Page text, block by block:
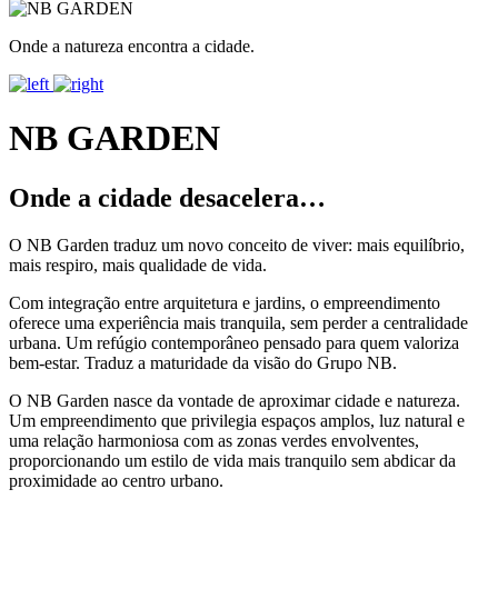
Onde a natureza encontra a cidade.
NB GARDEN
Onde a cidade desacelera…
O NB Garden traduz um novo conceito de viver: mais equilíbrio,
mais respiro, mais qualidade de vida.
Com integração entre arquitetura e jardins, o empreendimento
oferece uma experiência mais tranquila, sem perder a centralidade
urbana. Um refúgio contemporâneo pensado para quem valoriza
bem-estar. Traduz a maturidade da visão do Grupo NB.
O NB Garden nasce da vontade de aproximar cidade e natureza.
Um empreendimento que privilegia espaços amplos, luz natural e
uma relação harmoniosa com as zonas verdes envolventes,
proporcionando um estilo de vida mais tranquilo sem abdicar da
proximidade ao centro urbano.